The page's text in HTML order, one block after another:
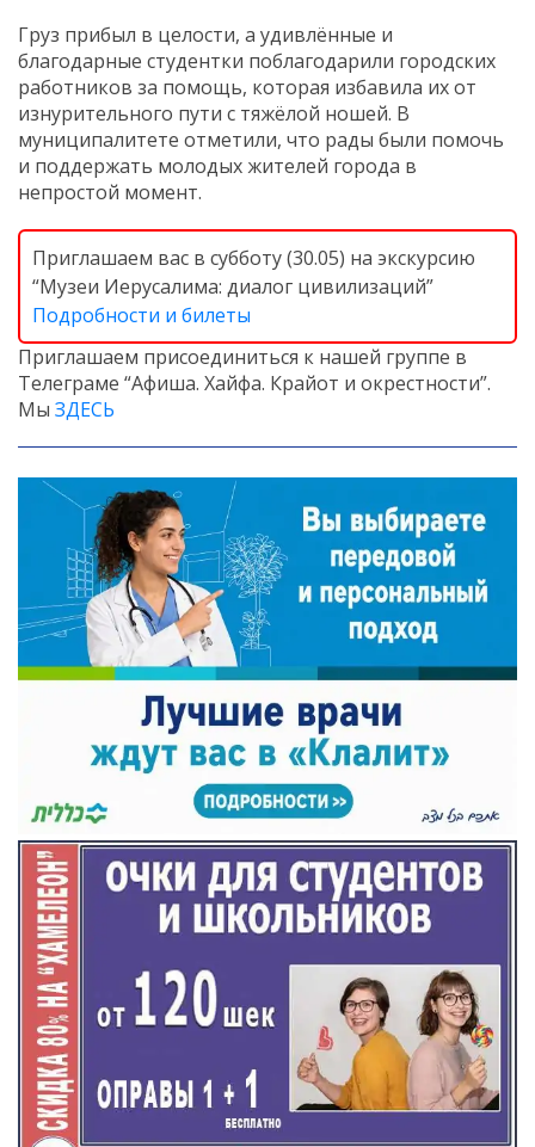
Груз прибыл в целости, а удивлённые и
благодарные студентки поблагодарили городских
работников за помощь, которая избавила их от
изнурительного пути с тяжёлой ношей. В
муниципалитете отметили, что рады были помочь
и поддержать молодых жителей города в
непростой момент.
Приглашаем вас в субботу (30.05) на экскурсию
“Музеи Иерусалима: диалог цивилизаций”
Подробности и билеты
Приглашаем присоединиться к нашей группе в
Телеграме “Афиша. Хайфа. Крайот и окрестности”.
Мы ЗДЕСЬ